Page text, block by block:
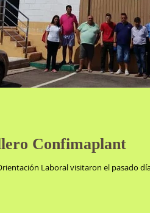
Confimaplant
Laboral visitaron el pasado